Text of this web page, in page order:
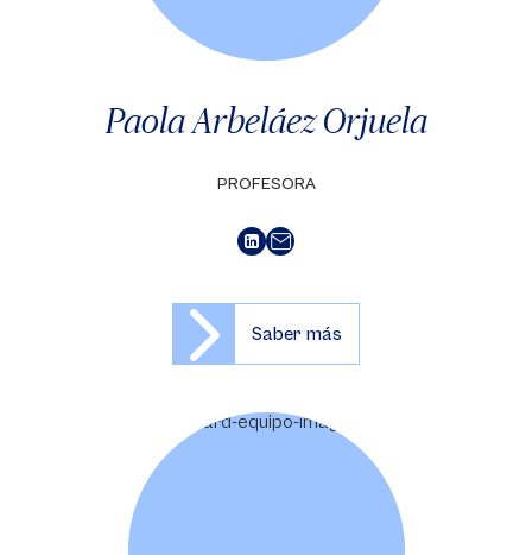
Paola Arbeláez Orjuela
PROFESORA
Saber más